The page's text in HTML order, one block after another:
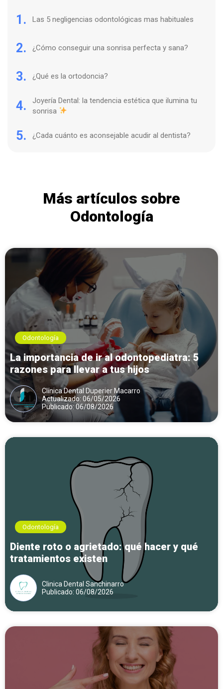
1. Las 5 negligencias odontológicas mas habituales
2. ¿Cómo conseguir una sonrisa perfecta y sana?
3. ¿Qué es la ortodoncia?
4.
Joyería Dental: la tendencia estética que ilumina tu
sonrisa
5. ¿Cada cuánto es aconsejable acudir al dentista?
Más artículos sobre
Odontología
Odontología
La importancia de ir al odontopediatra: 5
razones para llevar a tus hijos
Clínica Dental Duperier Macarro
Actualizado: 06/05/2026
Publicado: 06/08/2026
Odontología
Diente roto o agrietado: qué hacer y qué
tratamientos existen
Clinica Dental Sanchinarro
Publicado: 06/08/2026